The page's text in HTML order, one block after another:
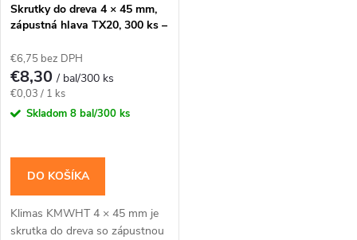
Skrutky do dreva 4 × 45 mm,
zápustná hlava TX20, 300 ks –
€6,75 bez DPH
€8,30/ bal/300 ks
Jednotková
cena:
€0,03 / 1 ks
Skladom 8 bal/300 ks
DO KOŠÍKA
Klimas KMWHT 4 × 45 mm je
skrutka do dreva so zápustnou